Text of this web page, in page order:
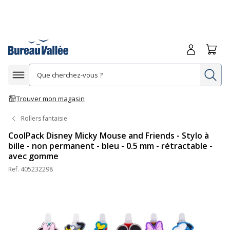
Afficher la navigation
Trouver mon magasin
Me
Rollers fantaisie
CoolPack Disney Micky Mouse and Friends - Stylo à
bille - non permanent - bleu - 0.5 mm - rétractable -
avec gomme
Ref. 405232298